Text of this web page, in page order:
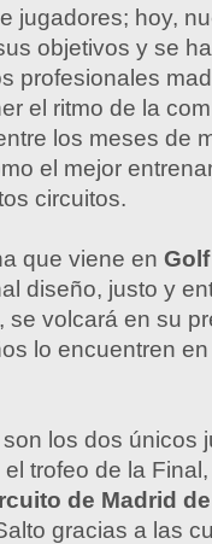
jugadores; hoy,
objetivos y se
profesionales
el ritmo de la
los meses de
el mejor
circuitos.
que viene en
diseño, justo y
volcará en su
lo encuentren
los dos únicos
trofeo de la
de Madrid
gracias a las